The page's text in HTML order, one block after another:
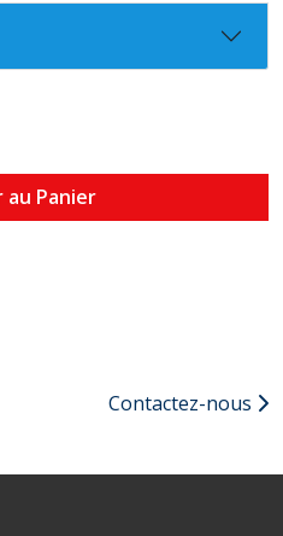
Panier
Contactez-nous